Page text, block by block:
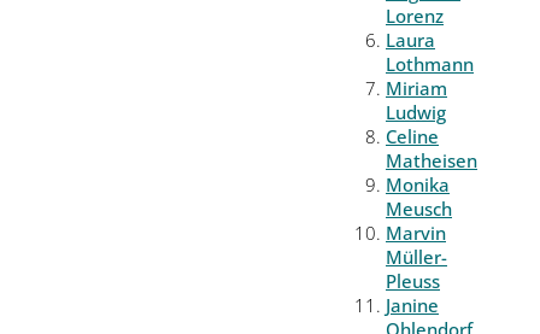
Lorenz
Laura
Lothmann
Miriam
Ludwig
Celine
Matheisen
Monika
Meusch
Marvin
Müller-
Pleuss
Janine
Ohlendorf